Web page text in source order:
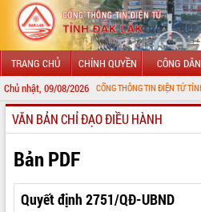
TRANG CHỦ CHÍNH QUYỀN CÔNG DÂN
Chủ nhật, 09/08/2026
ĐẾN VỚI CỔNG THÔNG TIN ĐIỆN TỬ TỈNH ĐẮK LẮK
GIỚI THIỆU
LÃNH ĐẠO UBND TỈNH
TIN TỨC SỰ KIỆN
VĂN BẢN CHỈ ĐẠO ĐIỀU HÀNH
Bản PDF
Quyết định 2751/QĐ-UBND